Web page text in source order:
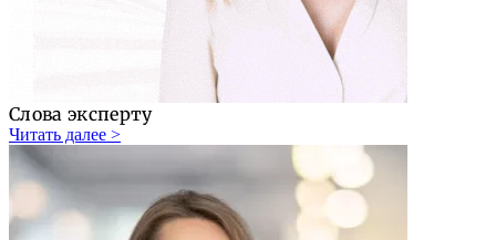
Слова эксперту
Читать далее >